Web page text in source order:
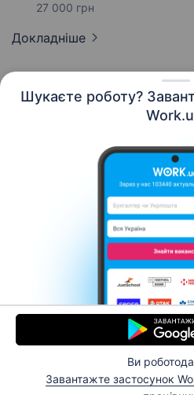
Шукаєте роботу?
Ви
Завантажте застосунок
27 000 грн
Докладніше
Контакти Про
Допомога
© 2006–2026 Work.ua.